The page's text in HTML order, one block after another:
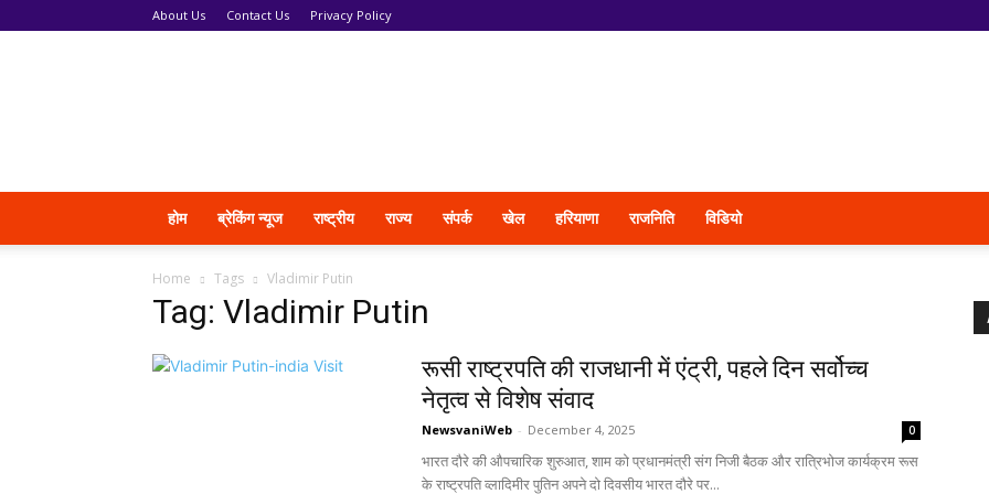
About Us Contact Us Privacy Policy
होम ब्रेकिंग न्यूज राष्ट्रीय राज्य संपर्क खेल हरियाणा राजनिति विडियो
Home Tags Vladimir Putin
Tag: Vladimir Putin
रूसी राष्ट्रपति की राजधानी में एंट्री, पहले दिन सर्वोच्च
नेतृत्व से विशेष संवाद
NewsvaniWeb - December 4, 2025 0
भारत दौरे की औपचारिक शुरुआत, शाम को प्रधानमंत्री संग निजी बैठक और रात्रिभोज कार्यक्रम रूस
के राष्ट्रपति व्लादिमीर पुतिन अपने दो दिवसीय भारत दौरे पर...